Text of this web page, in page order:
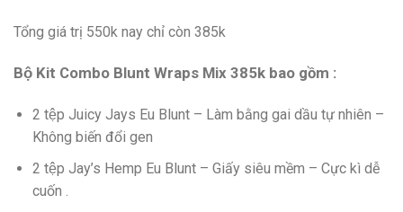
Tổng giá trị 550k nay chỉ còn 385k
Bộ Kit Combo Blunt Wraps Mix 385k bao gồm :
2 tệp Juicy Jays Eu Blunt – Làm bằng gai dầu tự nhiên –
Không biến đổi gen
2 tệp Jay’s Hemp Eu Blunt – Giấy siêu mềm – Cực kì dễ
cuốn .